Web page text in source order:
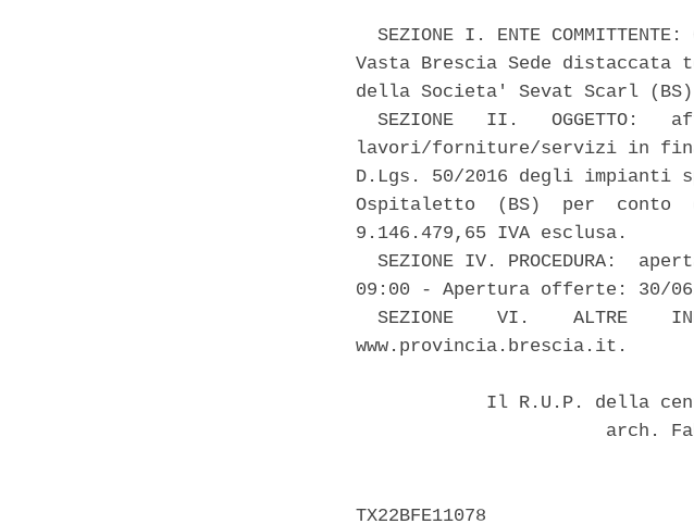
SEZIONE I. ENTE COMMITTENTE:
Vasta Brescia Sede
della Societa' Sevat Scarl
SEZIONE   II.   OGGETTO:
lavori/forniture/servizi in
D.Lgs. 50/2016 degli impianti
Ospitaletto  (BS)  per  conto
9.146.479,65 IVA esclusa.
SEZIONE IV. PROCEDURA:
09:00 - Apertura offerte: 30/
SEZIONE    VI.    ALTRE
www.provincia.brescia.it.
Il R.U.P. della
arch.